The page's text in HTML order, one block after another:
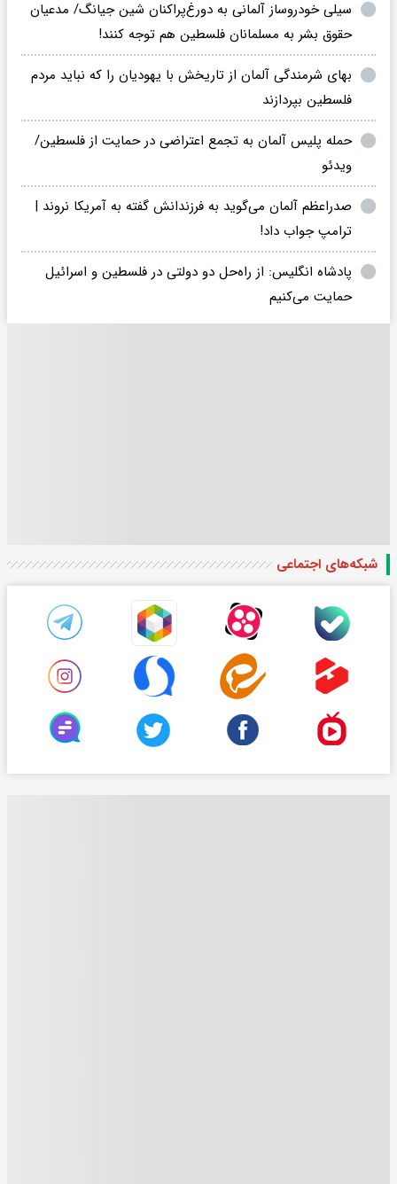
سیلی خودروساز آلمانی به دورغ‌پراکنان شین جیانگ/ مدعیان
حقوق بشر به مسلمانان فلسطین هم توجه کنند!
بهای شرمندگی آلمان از تاریخش با یهودیان را که نباید مردم
فلسطین بپردازند
حمله پلیس آلمان به تجمع اعتراضی در حمایت از فلسطین/
ویدئو
صدراعظم آلمان می‌گوید به فرزندانش گفته به آمریکا نروند |
ترامپ جواب داد!
پادشاه انگلیس: از راه‌حل دو دولتی در فلسطین و اسرائیل
حمایت می‌کنیم
شبکه‌های اجتماعی